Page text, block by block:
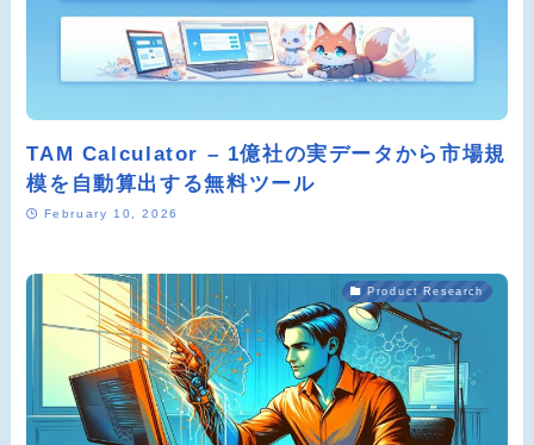
TAM Calculator – 1億社の実データから市場規
模を自動算出する無料ツール
February 10, 2026
Product Research